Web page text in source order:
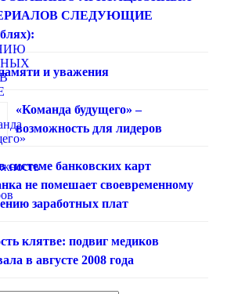
СЛЕДУЮЩИЕ
и уважения
«Команда будущего» –
возможность для лидеров
системе банковских карт
не помешает своевременному
заработных плат
клятве: подвиг медиков
в августе 2008 года